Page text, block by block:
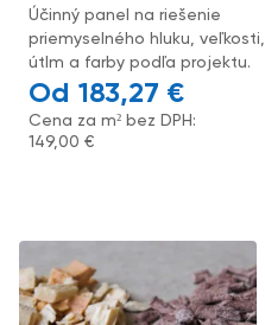
Účinný panel na riešenie
priemyselného hluku, veľkosti,
útlm a farby podľa projektu.
183,27 €
Cena za m² bez DPH:
149,00€